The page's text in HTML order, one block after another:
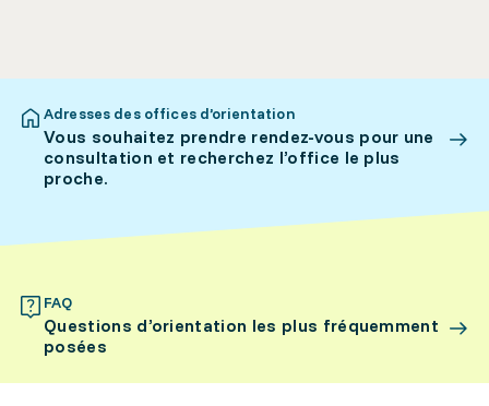
Adresses des offices d’orientation
Vous souhaitez prendre rendez-vous pour une
consultation et recherchez l’office le plus
proche.
FAQ
Questions d’orientation les plus fréquemment
posées